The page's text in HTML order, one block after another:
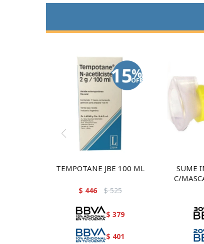
TEMPOTANE JBE 100 ML
$ 446 $ 525
$ 379
$ 401
SUME
C/